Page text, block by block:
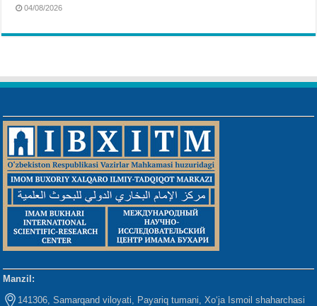
04/08/2026
Manzil:
141306, Samarqand viloyati, Payariq tumani, Xo‘ja Ismoil shaharchasi